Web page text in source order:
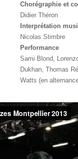
Chorégraphie et
Didier Théron
Interprétation
Nicolas Stimbre
Performance
Sami Blond,
Dukhan, Thomas
Watts (en